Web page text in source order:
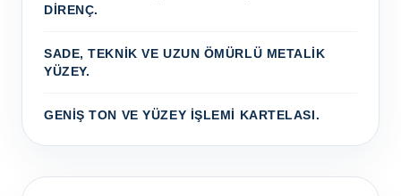
DIRENÇ.
SADE, TEKNIK VE UZUN ÖMÜRLÜ METALIK
YÜZEY.
GENIŞ TON VE YÜZEY IŞLEMI KARTELASI.